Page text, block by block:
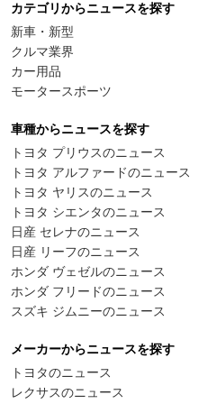
カテゴリからニュースを探す
新車・新型
クルマ業界
カー用品
モータースポーツ
車種からニュースを探す
トヨタ プリウスのニュース
トヨタ アルファードのニュース
トヨタ ヤリスのニュース
トヨタ シエンタのニュース
日産 セレナのニュース
日産 リーフのニュース
ホンダ ヴェゼルのニュース
ホンダ フリードのニュース
スズキ ジムニーのニュース
メーカーからニュースを探す
トヨタのニュース
レクサスのニュース